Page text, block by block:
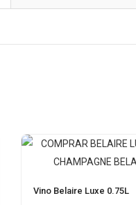
Vino Belaire Luxe 0.75L